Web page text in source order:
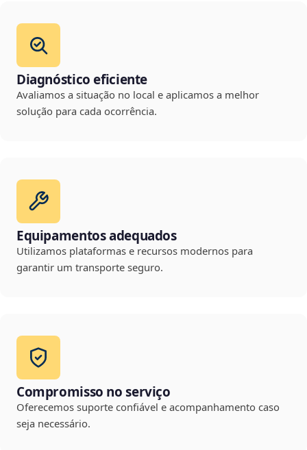
Diagnóstico eficiente
Avaliamos a situação no local e aplicamos a melhor
solução para cada ocorrência.
Equipamentos adequados
Utilizamos plataformas e recursos modernos para
garantir um transporte seguro.
Compromisso no serviço
Oferecemos suporte confiável e acompanhamento caso
seja necessário.